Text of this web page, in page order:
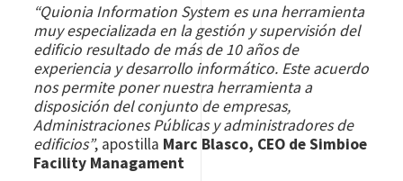
“Quionia Information System es una herramienta
muy especializada en la gestión y supervisión del
edificio resultado de más de 10 años de
experiencia y desarrollo informático. Este acuerdo
nos permite poner nuestra herramienta a
disposición del conjunto de empresas,
Administraciones Públicas y administradores de
edificios”, apostilla Marc Blasco, CEO de Simbioe
Facility Managament